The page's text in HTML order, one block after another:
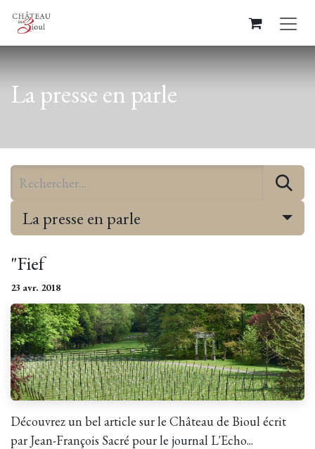
Se rendre au contenu
La presse en parle
La presse en parle
"Fief
23 avr. 2018
Découvrez un bel article sur le Château de Bioul écrit
par Jean-François Sacré pour le journal L'Echo...